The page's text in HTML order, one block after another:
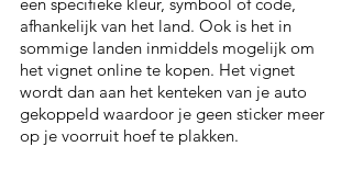
afhankelijk van het land. Ook is het in
sommige landen inmiddels mogelijk om
het vignet online te kopen. Het vignet
wordt dan aan het kenteken van je auto
gekoppeld waardoor je geen sticker meer
op je voorruit hoef te plakken.